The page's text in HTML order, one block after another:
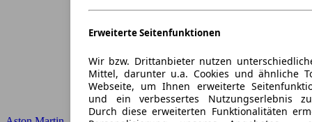
Erweiterte Seitenfunktionen
Wir bzw. Drittanbieter nutzen
Mittel, darunter u.a. Cookies und ähnliche
Webseite, um Ihnen erweiterte
und ein verbessertes Nutzungserlebnis
Durch diese erweiterten Funktionalitäten